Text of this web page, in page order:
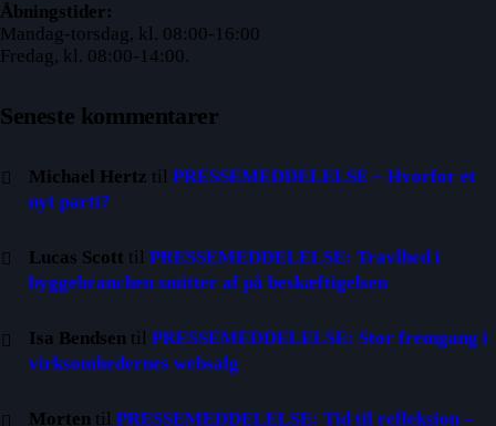
Åbningstider:
Mandag-torsdag, kl. 08:00-16:00
Fredag, kl. 08:00-14:00.
Seneste kommentarer
Michael Hertz tilPRESSEMEDDELELSE – Hvorfor et
nyt parti?
Lucas Scott tilPRESSEMEDDELELSE: Travlhed i
byggebranchen smitter af på beskæftigelsen
Isa Bendsen tilPRESSEMEDDELELSE: Stor fremgang i
virksomhedernes websalg
Morten tilPRESSEMEDDELELSE: Tid til refleksion –